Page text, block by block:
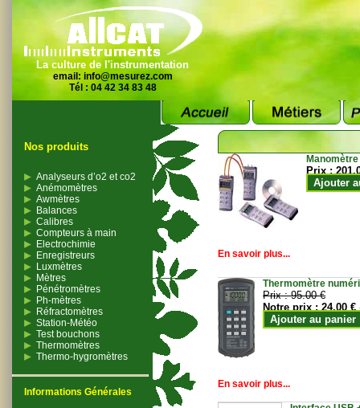
La culture de l'instrumentation
email: info@mesurez.com
Tél : 04 42 34 83 48
Nos produits
Analyseurs d’o2 et co2
Anémomètres
Awmètres
Balances
Calibres
Compteurs à main
Electrochimie
Enregistreurs
Luxmètres
Mètres
Pénétromètres
Ph-mètres
Réfractomètres
Station-Météo
Test bouchons
Thermomètres
Thermo-hygromètres
Informations Générales
Prix :
Ajouter
En savoir plus...
Thermomètre
Prix :95.00 €
Notre prix :24.00 €
Ajouter au panier
En savoir plus...